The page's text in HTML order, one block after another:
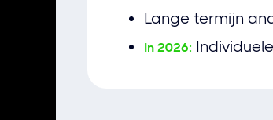
Lange termijn
In 2026: